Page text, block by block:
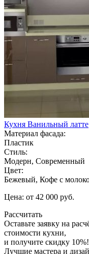
Кухня Ванильный латте
Материал фасада:
Пластик
Стиль:
Модерн, Современный
Цвет:
Бежевый, Кофе с
Цена: от 42 000 руб.
Рассчитать
Оставьте заявку на
стоимости кухни,
и получите скидку 10%!
Лучшие мастера и